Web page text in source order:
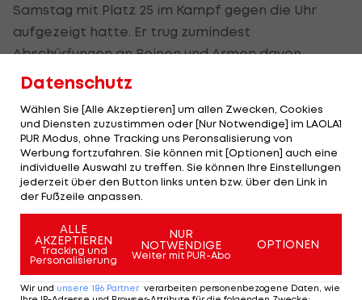
Samstag mit Platz 25 im Kampf gegen die Uhr
aufgezeigt hatte. Er trug zumindest
Abschürfungen an Beinen und Armen davon.
Die dritte Etappe der Spanien-Rundfahrt führt
das Feld erneut durch Portugal - von Lousa über
191,5 km nach Castelo Branco.
Vingegaard gewinnt
Ulissi
Sport-Mix
Überraschend: Felix Gall
Datenschutz
Wählen Sie [Alle Akzeptieren] um allen Zwecken, Cookies
und Diensten zuzustimmen oder [Nur Notwendige] im LAOLA1
PUR Modus, ohne Tracking uns Peronsalisierung von
Werbung fortzufahren. Sie können mit [Optionen] auch eine
individuelle Auswahl zu treffen. Sie können Ihre Einstellungen
jederzeit über den Button links unten bzw. über den Link in
der Fußzeile anpassen.
ALLE
AKZEPTIEREN
Tracking und
Personalisierung
NUR
NOTWENDIGE
Weiter mit PUR-Abo
OPTIONEN
Wir und unsere 186 Partner verarbeiten personenbezogene Daten, wie